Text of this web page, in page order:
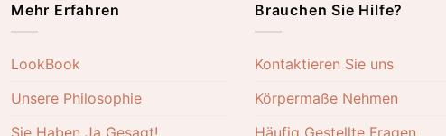
Mehr Erfahren
LookBook
Unsere Philosophie
Brauchen Sie Hilfe?
Kontaktieren Sie uns
Körpermaße Nehmen